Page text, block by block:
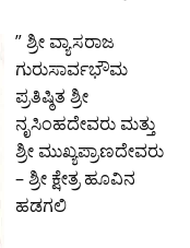
” ಶ್ರೀ ವ್ಯಾಸರಾಜ
ಗುರುಸಾರ್ವಭೌಮ
ಪ್ರತಿಷ್ಠಿತ ಶ್ರೀ
ನೃಸಿಂಹದೇವರು ಮತ್ತು
ಶ್ರೀ ಮುಖ್ಯಪ್ರಾಣದೇವರು
– ಶ್ರೀ ಕ್ಷೇತ್ರ ಹೂವಿನ
ಹಡಗಲಿ